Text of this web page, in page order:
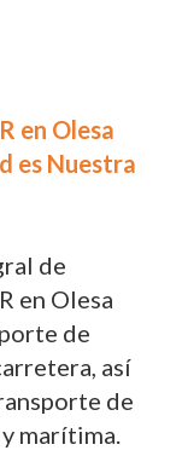
en Olesa
es Nuestra
de
en Olesa
de
así
de
marítima.